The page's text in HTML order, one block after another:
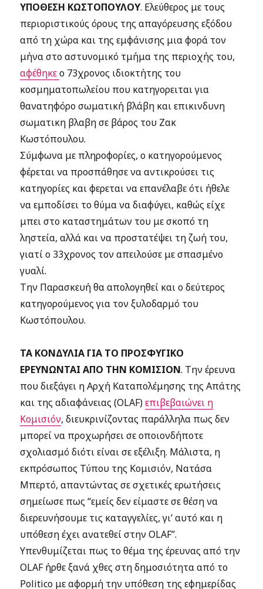
ΥΠΟΘΕΣΗ ΚΩΣΤΟΠΟΥΛΟΥ. Ελεύθερος με τους
περιοριστικούς όρους της απαγόρευσης εξόδου
από τη χώρα και της εμφάνισης μια φορά τον
μήνα στο αστυνομικό τμήμα της περιοχής του,
αφέθηκεο 73χρονος ιδιοκτήτης του
κοσμηματοπωλείου που κατηγορειται για
θανατηφόρο σωματική βλάβη και επικινδυνη
σωματικη βλαβη σε βάρος του Ζακ
Κωστόπουλου.
Σύμφωνα με πληροφορίες, ο κατηγορούμενος
φέρεται να προσπάθησε να αντικρούσει τις
κατηγορίες και φερεται να επανέλαβε ότι ήθελε
να εμποδίσει το θύμα να διαφύγει, καθώς είχε
μπει στο καταστημάτων του με σκοπό τη
ληστεία, αλλά και να προστατέψει τη ζωή του,
γιατί ο 33χρονος τον απειλούσε με σπασμένο
γυαλί.
Την Παρασκευή θα απολογηθεί και ο δεύτερος
κατηγορούμενος για τον ξυλοδαρμό του
Κωστόπουλου.
ΤΑ ΚΟΝΔΥΛΙΑ ΓΙΑ ΤΟ ΠΡΟΣΦΥΓΙΚΟ
ΕΡΕΥΝΩΝΤΑΙ ΑΠΟ ΤΗΝ ΚΟΜΙΣΙΟΝ. Την έρευνα
που διεξάγει η Αρχή Καταπολέμησης της Απάτης
και της αδιαφάνειας (OLAF)επιβεβαιώνει η
Κομισιόν, διευκρινίζοντας παράλληλα πως δεν
μπορεί να προχωρήσει σε οποιονδήποτε
σχολιασμό διότι είναι σε εξέλιξη. Μάλιστα, η
εκπρόσωπος Τύπου της Κομισιόν, Νατάσα
Μπερτό, απαντώντας σε σχετικές ερωτήσεις
σημείωσε πως “εμείς δεν είμαστε σε θέση να
διερευνήσουμε τις καταγγελίες, γι’ αυτό και η
υπόθεση έχει ανατεθεί στην OLAF”.
Υπενθυμίζεται πως το θέμα της έρευνας από την
OLAF ήρθε ξανά χθες στη δημοσιότητα από το
Politico με αφορμή την υπόθεση της εφημερίδας